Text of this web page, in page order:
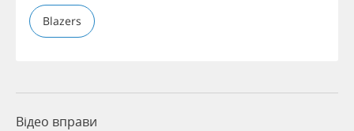
Blazers
Відео вправи